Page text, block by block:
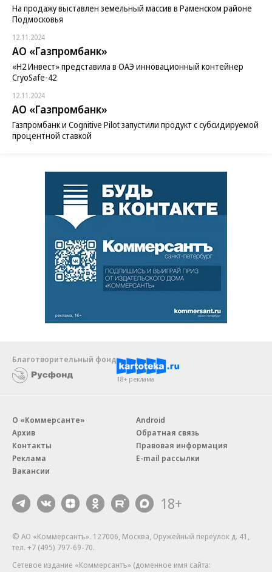
На продажу выставлен земельный массив в Раменском районе
Подмосковья
12.11.2024
АО «Газпромбанк»
«H2 Инвест» представила в ОАЭ инновационный контейнер
CryoSafe-42
12.11.2024
АО «Газпромбанк»
Газпромбанк и Cognitive Pilot запустили продукт с субсидируемой
процентной ставкой
Благотворительный фонд
18+ реклама
О «Коммерсанте»
Архив
Контакты
Реклама
Вакансии
Android
Обратная связь
Правовая информация
E-mail рассылки
18+
© АО «Коммерсантъ». 127006, Москва, Оружейный переулок д. 41,
тел. +7 (495) 797-69-70.
Сетевое издание «Коммерсантъ» (доменное имя сайта: